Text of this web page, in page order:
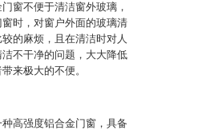
窗不便于清洁窗外玻璃，
时，对窗户外面的玻璃清
的麻烦，且在清洁时对人
不干净的问题，大大降低
来极大的不便。
高强度铝合金门窗，具备